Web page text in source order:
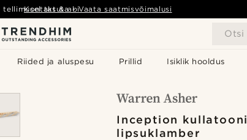
Otsi
Riided ja aluspesu Prillid Isiklik hooldus
tellimusel tasuta- Vaata saatmisvõimalusi
Kontakt & abi
Inception kullatooni
lipsuklamber